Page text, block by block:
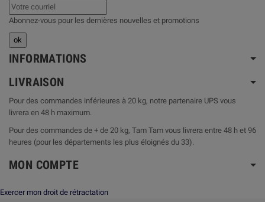
Abonnez-vous pour les dernières nouvelles et promotions
INFORMATIONS
LIVRAISON
Pour des commandes inférieures à 20 kg, notre partenaire UPS vous
livrera en 48 h maximum.
Pour des commandes de + de 20 kg, Tam Tam vous livrera entre 48 h et 96
heures (pour les départements les plus éloignés du 33).
MON COMPTE
Exercer mon droit de rétractation